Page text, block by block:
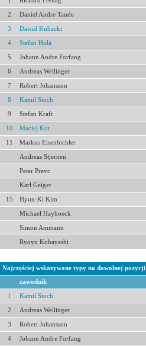
2 Daniel Andre Tande
3 Dawid Kubacki
4 Stefan Hula
5 Johann Andre Forfang
6 Andreas Wellinger
7 Robert Johansson
8 Kamil Stoch
9 Stefan Kraft
10 Maciej Kot
11 Markus Eisenbichler
Andreas Stjernen
Peter Prevc
Karl Geiger
15 Hyun-Ki Kim
Michael Hayboeck
Simon Ammann
Ryoyu Kobayashi
Najczęściej wskazywane typy na dowolnej pozycji
zawodnik
1 Kamil Stoch
2 Andreas Wellinger
3 Robert Johansson
4 Johann Andre Forfang